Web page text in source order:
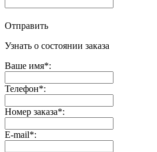
Отправить
Узнать о состоянии заказа
Ваше имя*:
Телефон*:
Номер заказа*:
E-mail*: